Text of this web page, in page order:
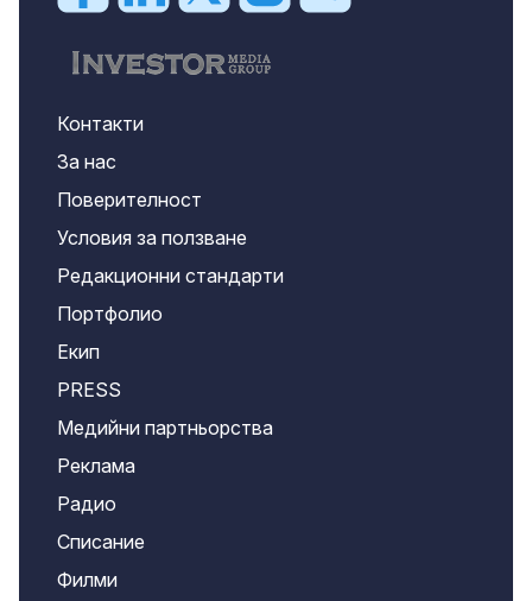
Контакти
За нас
Поверителност
Условия за ползване
Редакционни стандарти
Портфолио
Екип
PRESS
Медийни партньорства
Реклама
Радио
Списание
Филми